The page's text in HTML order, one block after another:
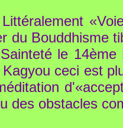
Littéralement
du Bouddhisme
le
ceci est
des obstacles